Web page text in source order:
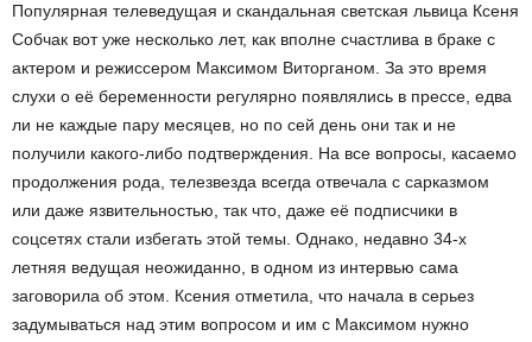
Популярная телеведущая и скандальная светская львица Ксеня
Собчак вот уже несколько лет, как вполне счастлива в браке с
актером и режиссером Максимом Виторганом. За это время
слухи о её беременности регулярно появлялись в прессе, едва
ли не каждые пару месяцев, но по сей день они так и не
получили какого-либо подтверждения. На все вопросы, касаемо
продолжения рода, телезвезда всегда отвечала с сарказмом
или даже язвительностью, так что, даже её подписчики в
соцсетях стали избегать этой темы. Однако, недавно 34-х
летняя ведущая неожиданно, в одном из интервью сама
заговорила об этом. Ксения отметила, что начала в серьез
задумываться над этим вопросом и им с Максимом нужно